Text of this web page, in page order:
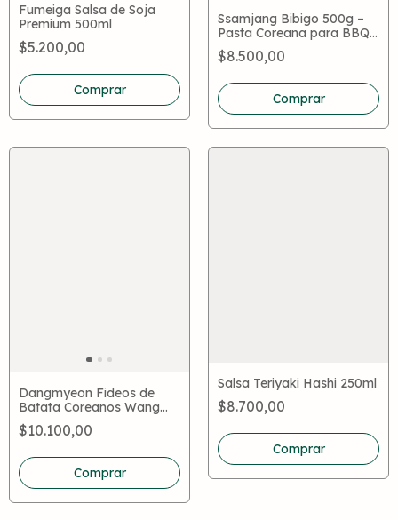
Fumeiga Salsa de Soja
Premium 500ml
$5.200,00
Comprar
Ssamjang Bibigo 500g –
Pasta Coreana para BBQ,
Wraps y Samgyeopsal
$8.500,00
Dangmyeon Fideos de
Batata Coreanos Wang
340g – Para Japchae
$10.100,00
Salsa Teriyaki Hashi 250ml
$8.700,00